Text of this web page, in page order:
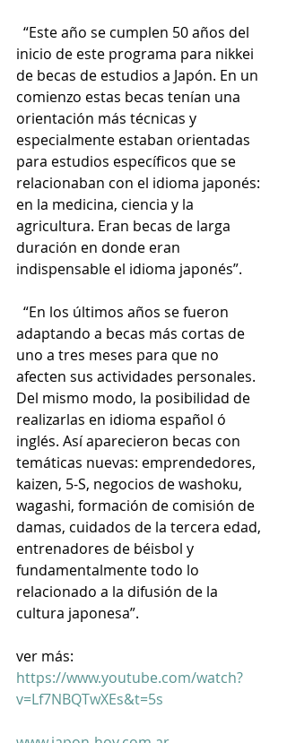
inicio de este programa para nikkei
de becas de estudios a Japón. En un
comienzo estas becas tenían una
orientación más técnicas y
especialmente estaban orientadas
para estudios específicos que se
relacionaban con el idioma japonés:
en la medicina, ciencia y la
agricultura. Eran becas de larga
duración en donde eran
indispensable el idioma japonés”.
adaptando a becas más cortas de
uno a tres meses para que no
afecten sus actividades personales.
Del mismo modo, la posibilidad de
realizarlas en idioma español ó
inglés. Así aparecieron becas con
temáticas nuevas: emprendedores,
kaizen, 5-S, negocios de washoku,
wagashi, formación de comisión de
damas, cuidados de la tercera edad,
entrenadores de béisbol y
fundamentalmente todo lo
relacionado a la difusión de la
cultura japonesa”.
ver más:
https://www.youtube.com/watch?
v=Lf7NBQTwXEs&t=5s